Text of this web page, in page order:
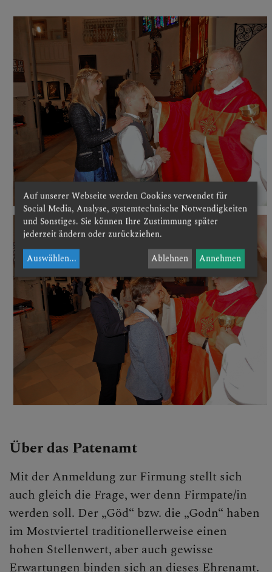
Über das Patenamt
Mit der Anmeldung zur Firmung stellt sich
auch gleich die Frage, wer denn Firmpate/in
werden soll. Der „Göd“ bzw. die „Godn“ haben
im Mostviertel traditionellerweise einen
hohen Stellenwert, aber auch gewisse
Erwartungen binden sich an dieses Ehrenamt.
Auf unserer Webseite werden Cookies verwendet für
Social Media, Analyse, systemtechnische Notwendigkeiten
und Sonstiges. Sie können Ihre Zustimmung später
jederzeit ändern oder zurückziehen.
Auswählen... Ablehnen Annehmen